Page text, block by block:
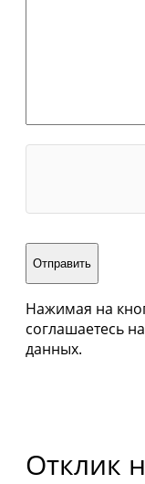
Нажимая на
соглашаетесь
данных.
Отклик